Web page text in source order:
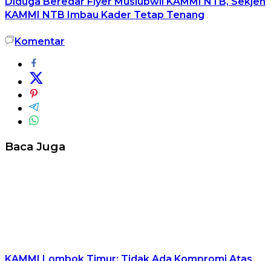
KAMMI NTB Imbau Kader Tetap Tenang
Komentar
Baca Juga